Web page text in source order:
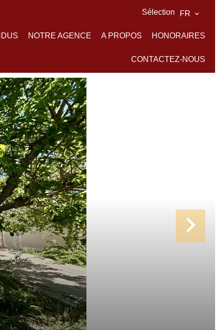
Sélection FR
NOTRE AGENCE A PROPOS HONORAIRES
CONTACTEZ-NOUS